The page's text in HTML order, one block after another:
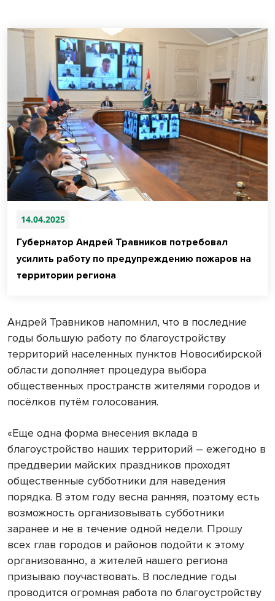
14.04.2025
Губернатор Андрей Травников потребовал
усилить работу по предупреждению пожаров на
территории региона
Андрей Травников напомнил, что в последние
годы большую работу по благоустройству
территорий населенных пунктов Новосибирской
области дополняет процедура выбора
общественных пространств жителями городов и
посёлков путём голосования.
«Еще одна форма внесения вклада в
благоустройство наших территорий – ежегодно в
преддверии майских праздников проходят
общественные субботники для наведения
порядка. В этом году весна ранняя, поэтому есть
возможность организовывать субботники
заранее и не в течение одной недели. Прошу
всех глав городов и районов подойти к этому
организованно, а жителей нашего региона
призываю поучаствовать. В последние годы
проводится огромная работа по благоустройству